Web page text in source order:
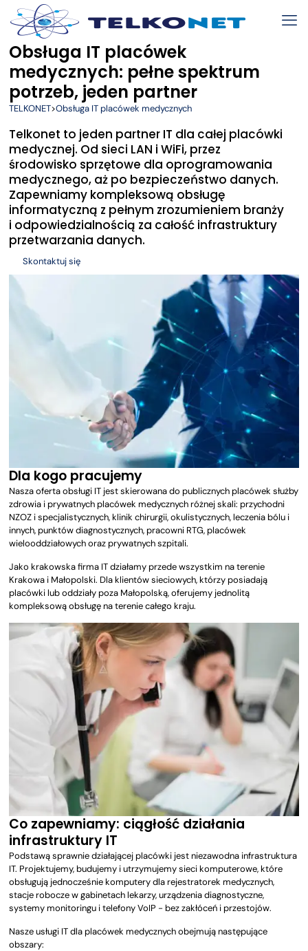
Obsługa IT placówek
medycznych: pełne spektrum
potrzeb, jeden partner
TELKONET>Obsługa IT placówek medycznych
Telkonet to jeden partner IT dla całej placówki
medycznej. Od sieci LAN i WiFi, przez
środowisko sprzętowe dla oprogramowania
medycznego, aż po bezpieczeństwo danych.
Zapewniamy kompleksową obsługę
informatyczną z pełnym zrozumieniem branży
i odpowiedzialnością za całość infrastruktury
przetwarzania danych.
Skontaktuj się
Dla kogo pracujemy
Nasza oferta obsługi IT jest skierowana do publicznych placówek służby
zdrowia i prywatnych placówek medycznych różnej skali: przychodni
NZOZ i specjalistycznych, klinik chirurgii, okulistycznych, leczenia bólu i
innych, punktów diagnostycznych, pracowni RTG, placówek
wielooddziałowych oraz prywatnych szpitali.
Jako krakowska firma IT działamy przede wszystkim na terenie
Krakowa i Małopolski. Dla klientów sieciowych, którzy posiadają
placówki lub oddziały poza Małopolską, oferujemy jednolitą
kompleksową obsługę na terenie całego kraju.
Co zapewniamy: ciągłość działania
infrastruktury IT
Podstawą sprawnie działającej placówki jest niezawodna infrastruktura
IT. Projektujemy, budujemy i utrzymujemy sieci komputerowe, które
obsługują jednocześnie komputery dla rejestratorek medycznych,
stacje robocze w gabinetach lekarzy, urządzenia diagnostyczne,
systemy monitoringu i telefony VoIP - bez zakłóceń i przestojów.
Nasze usługi IT dla placówek medycznych obejmują następujące
obszary: